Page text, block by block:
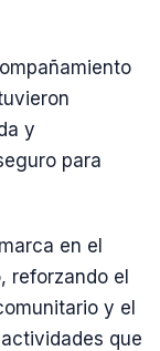
y
para
en el
reforzando el
y el
que